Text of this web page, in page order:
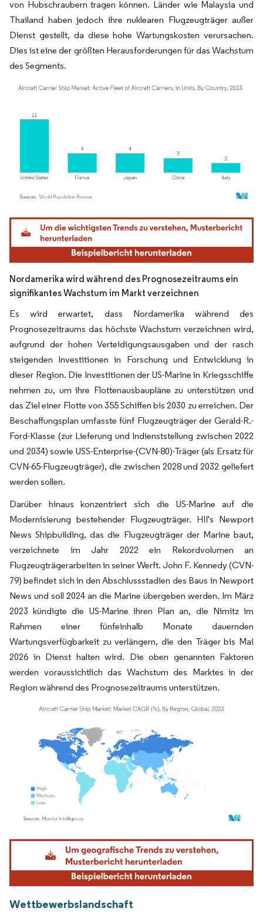
von Hubschraubern tragen können. Länder wie Malaysia und
Thailand haben jedoch ihre nuklearen Flugzeugträger außer
Dienst gestellt, da diese hohe Wartungskosten verursachen.
Dies ist eine der größten Herausforderungen für das Wachstum
des Segments.
Bild © Mordor Intelligence. Wiederverwendung erfordert Namensnennung gemäß
Nordamerika wird während des Prognosezeitraums ein
signifikantes Wachstum im Markt verzeichnen
Es wird erwartet, dass Nordamerika während des
Prognosezeitraums das höchste Wachstum verzeichnen wird,
aufgrund der hohen Verteidigungsausgaben und der rasch
steigenden Investitionen in Forschung und Entwicklung in
dieser Region. Die Investitionen der US-Marine in Kriegsschiffe
nehmen zu, um ihre Flottenausbaupläne zu unterstützen und
das Ziel einer Flotte von 355 Schiffen bis 2030 zu erreichen. Der
Beschaffungsplan umfasste fünf Flugzeugträger der Gerald-R.-
Ford-Klasse (zur Lieferung und Indienststellung zwischen 2022
und 2034) sowie USS-Enterprise-(CVN-80)-Träger (als Ersatz für
CVN-65-Flugzeugträger), die zwischen 2028 und 2032 geliefert
werden sollen.
Darüber hinaus konzentriert sich die US-Marine auf die
Modernisierung bestehender Flugzeugträger. HII's Newport
News Shipbuilding, das die Flugzeugträger der Marine baut,
verzeichnete im Jahr 2022 ein Rekordvolumen an
Flugzeugträgerarbeiten in seiner Werft. John F. Kennedy (CVN-
79) befindet sich in den Abschlussstadien des Baus in Newport
News und soll 2024 an die Marine übergeben werden. Im März
2023 kündigte die US-Marine ihren Plan an, die Nimitz im
Rahmen einer fünfeinhalb Monate dauernden
Wartungsverfügbarkeit zu verlängern, die den Träger bis Mai
2026 in Dienst halten wird. Die oben genannten Faktoren
werden voraussichtlich das Wachstum des Marktes in der
Region während des Prognosezeitraums unterstützen.
Bild © Mordor Intelligence. Wiederverwendung erfordert Namensnennung gemäß
Wettbewerbslandschaft